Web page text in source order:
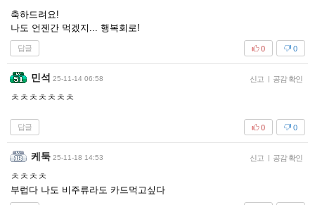
축하드려요!
나도 언젠간 먹겠지... 행복회로!
답글 0
0
민석 25-11-14 06:58 신고 공감 확인
ㅊㅊㅊㅊㅊㅊㅊ
답글 0
0
케둑 25-11-18 14:53 신고 공감 확인
ㅊㅊㅊㅊ
부럽다 나도 비주류라도 카드먹고싶다